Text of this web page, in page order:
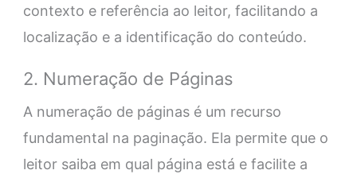
contexto e referência ao leitor, facilitando a
localização e a identificação do conteúdo.
2. Numeração de Páginas
A numeração de páginas é um recurso
fundamental na paginação. Ela permite que o
leitor saiba em qual página está e facilite a